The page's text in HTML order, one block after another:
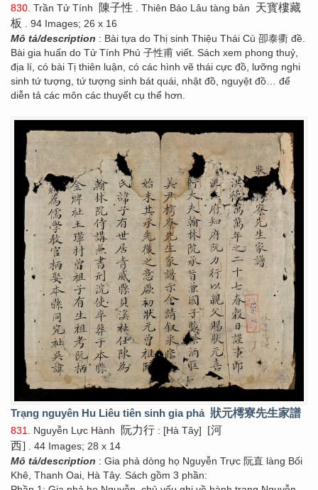
830 . Trần Tử Tính 陳子性 . Thiên Bảo Lâu tàng bản
天寳樓藏
板
. 94 Images; 26 x 16
Mô tả/description : Bài tựa do Thị sinh Thiệu Thái Cù 卲泰衢 đề.
Bài gia huấn do Tử Tính Phủ 子性甫 viết. Sách xem phong thuỷ,
địa lí, có bài Tị thiên luận, có các hình vẽ thái cực đồ, lưỡng nghi
sinh tứ tượng, tứ tượng sinh bát quái, nhật đồ, nguyệt đồ… để
diễn tả các môn các thuyết cụ thể hơn.
Trạng nguyên Hu Liêu tiên sinh gia phả 狀元樗寮先生家譜
831 . Nguyễn Lực Hành 阮力行 : [Hà Tây]
[河
西] . 44 Images; 28 x 14
Mô tả/description : Gia phả dòng họ Nguyễn Trực 阮直 làng Bối
Khê, Thanh Oai, Hà Tây. Sách gồm 3 phần: